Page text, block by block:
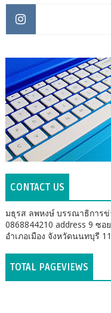
CONTACT US
มธุรส ลพหงษ์ บรรณาธิการข่
0868844210 address 9 ซ
อำเภอเมือง จังหวัดนนทบุรี
TOTAL PAGEVIEWS